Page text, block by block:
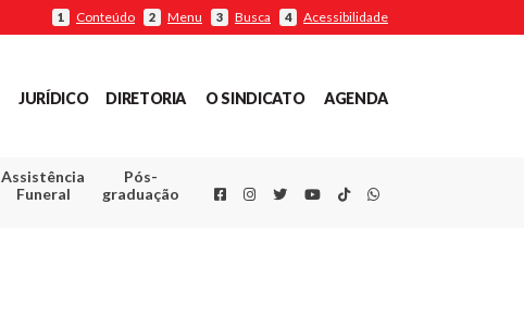
1 Conteúdo 2 Menu 3 Busca 4 Acessibilidade
JURÍDICO DIRETORIA O SINDICATO AGENDA
Assistência
Funeral
Pós-
graduação
FacebookInstagram
TwitterYoutube
TikTokWhatsapp